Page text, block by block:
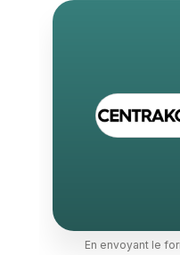
En envoyant le